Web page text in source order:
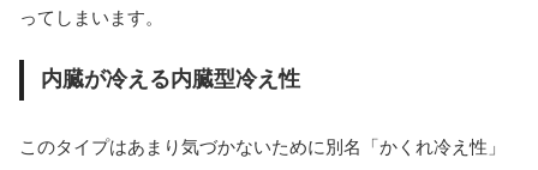
ってしまいます。
内臓が冷える内臓型冷え性
このタイプはあまり気づかないために別名「かくれ冷え性」